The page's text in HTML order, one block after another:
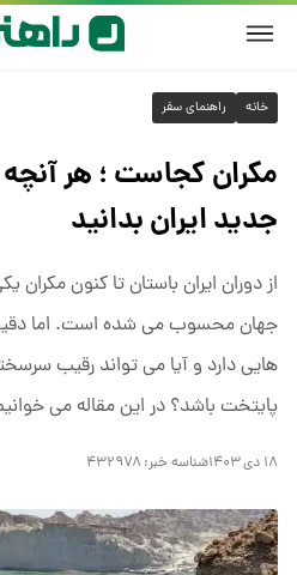
خانه راهنمای سفر
مکران کجاست ؛ هر آنچه
جدید ایران بدانید
از دوران ایران باستان تا کنون مکران
جهان محسوب می شده است. اما
هایی دارد و آیا می تواند رقیب
پایتخت باشد؟ در این مقاله می
۱۸ دی ۱۴۰۳ شناسه خبر: ۴۳۲۹۷۸